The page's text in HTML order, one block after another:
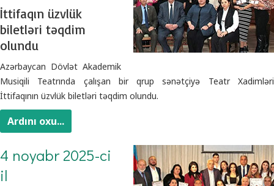
İttifaqın üzvlük
biletləri təqdim
olundu
Azərbaycan Dövlət Akademik
Musiqili Teatrında çalışan bir qrup sənətçiyə Teatr Xadimləri
İttifaqının üzvlük biletləri təqdim olundu.
Ardını oxu...
4 noyabr 2025-ci
il